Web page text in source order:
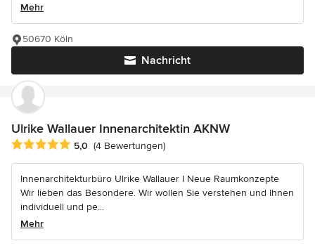
Mehr
Nachricht
50670 Köln
Ulrike Wallauer Innenarchitektin AKNW
Durchschnittliche Bewertung: 5 von 5 Sternen
5,0 (4 Bewertungen)
Innenarchitekturbüro Ulrike Wallauer I Neue Raumkonzepte
Wir lieben das Besondere. Wir wollen Sie verstehen und Ihnen
individuell und pe...
Mehr